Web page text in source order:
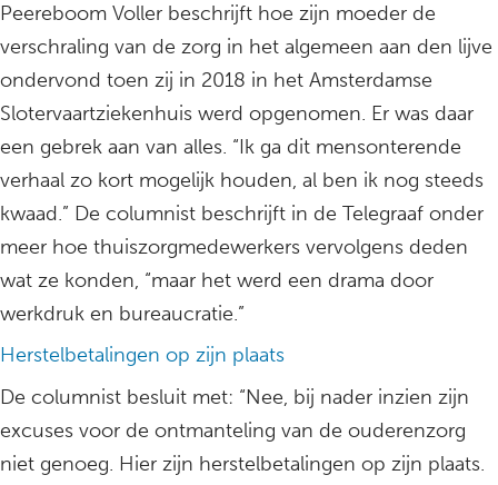
Peereboom Voller beschrijft hoe zijn moeder de
verschraling van de zorg in het algemeen aan den lijve
ondervond toen zij in 2018 in het Amsterdamse
Slotervaartziekenhuis werd opgenomen. Er was daar
een gebrek aan van alles. “Ik ga dit mensonterende
verhaal zo kort mogelijk houden, al ben ik nog steeds
kwaad.” De columnist beschrijft in de Telegraaf onder
meer hoe thuiszorgmedewerkers vervolgens deden
wat ze konden, “maar het werd een drama door
werkdruk en bureaucratie.”
Herstelbetalingen op zijn plaats
De columnist besluit met: “Nee, bij nader inzien zijn
excuses voor de ontmanteling van de ouderenzorg
niet genoeg. Hier zijn herstelbetalingen op zijn plaats.